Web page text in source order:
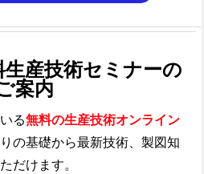
産技術セミナーの
案内
る無料の生産技術オンライン
の基礎から最新技術、製図知
だけます。